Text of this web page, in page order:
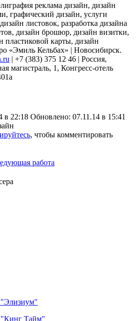
реклама дизайн, дизайн
графический дизайн, услуги
листовок, разработка дизайна
дизайн брошюр, дизайн визитки,
пластиковой карты, дизайн
«Эмиль Кельбах» | Новосибирск.
| +7 (383) 375 12 46 | Россия,
магистраль, 1, Конгресс-отель
в 22:18 Обновлено: 07.11.14 в 15:41
, чтобы комментировать
работа
"Элизиум"
"Кинг Тайм"